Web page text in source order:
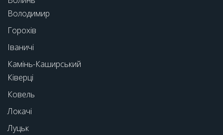
Володимир
Горохів
Іваничі
Камінь-Каширський
Ківерці
Ковель
Локачі
Луцьк